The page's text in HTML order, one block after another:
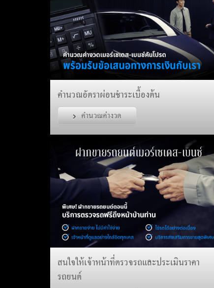
คำนวณอัตราผ่อนชำระเบื้องต้น
คำนวณค่างวด
สนใจให้เจ้าหน้าที่ตรวจรถและประเมินราคา
รถยนต์